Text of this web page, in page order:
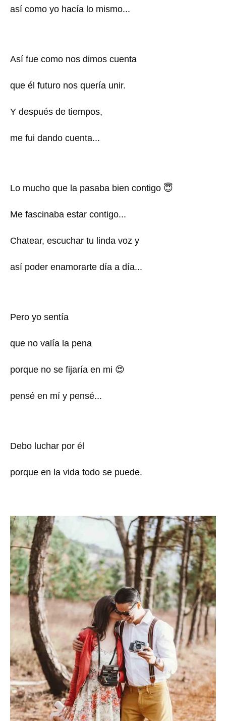
así como yo hacía lo mismo...
Así fue como nos dimos cuenta
que él futuro nos quería unir.
Y después de tiempos,
me fui dando cuenta...
Lo mucho que la pasaba bien contigo 😇
Me fascinaba estar contigo...
Chatear, escuchar tu linda voz y
así poder enamorarte día a día...
Pero yo sentía
que no valía la pena
porque no se fijaría en mi 😍
pensé en mí y pensé...
Debo luchar por él
porque en la vida todo se puede.